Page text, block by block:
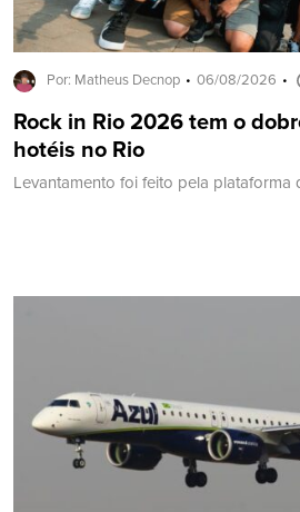
Por: Matheus Decnop 06/08/2026
Rock in Rio 2026 tem o
hotéis no Rio
Levantamento foi feito pela plataforma